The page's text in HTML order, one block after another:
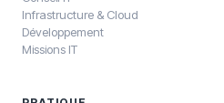
Infrastructure & Cloud
Développement
Missions IT